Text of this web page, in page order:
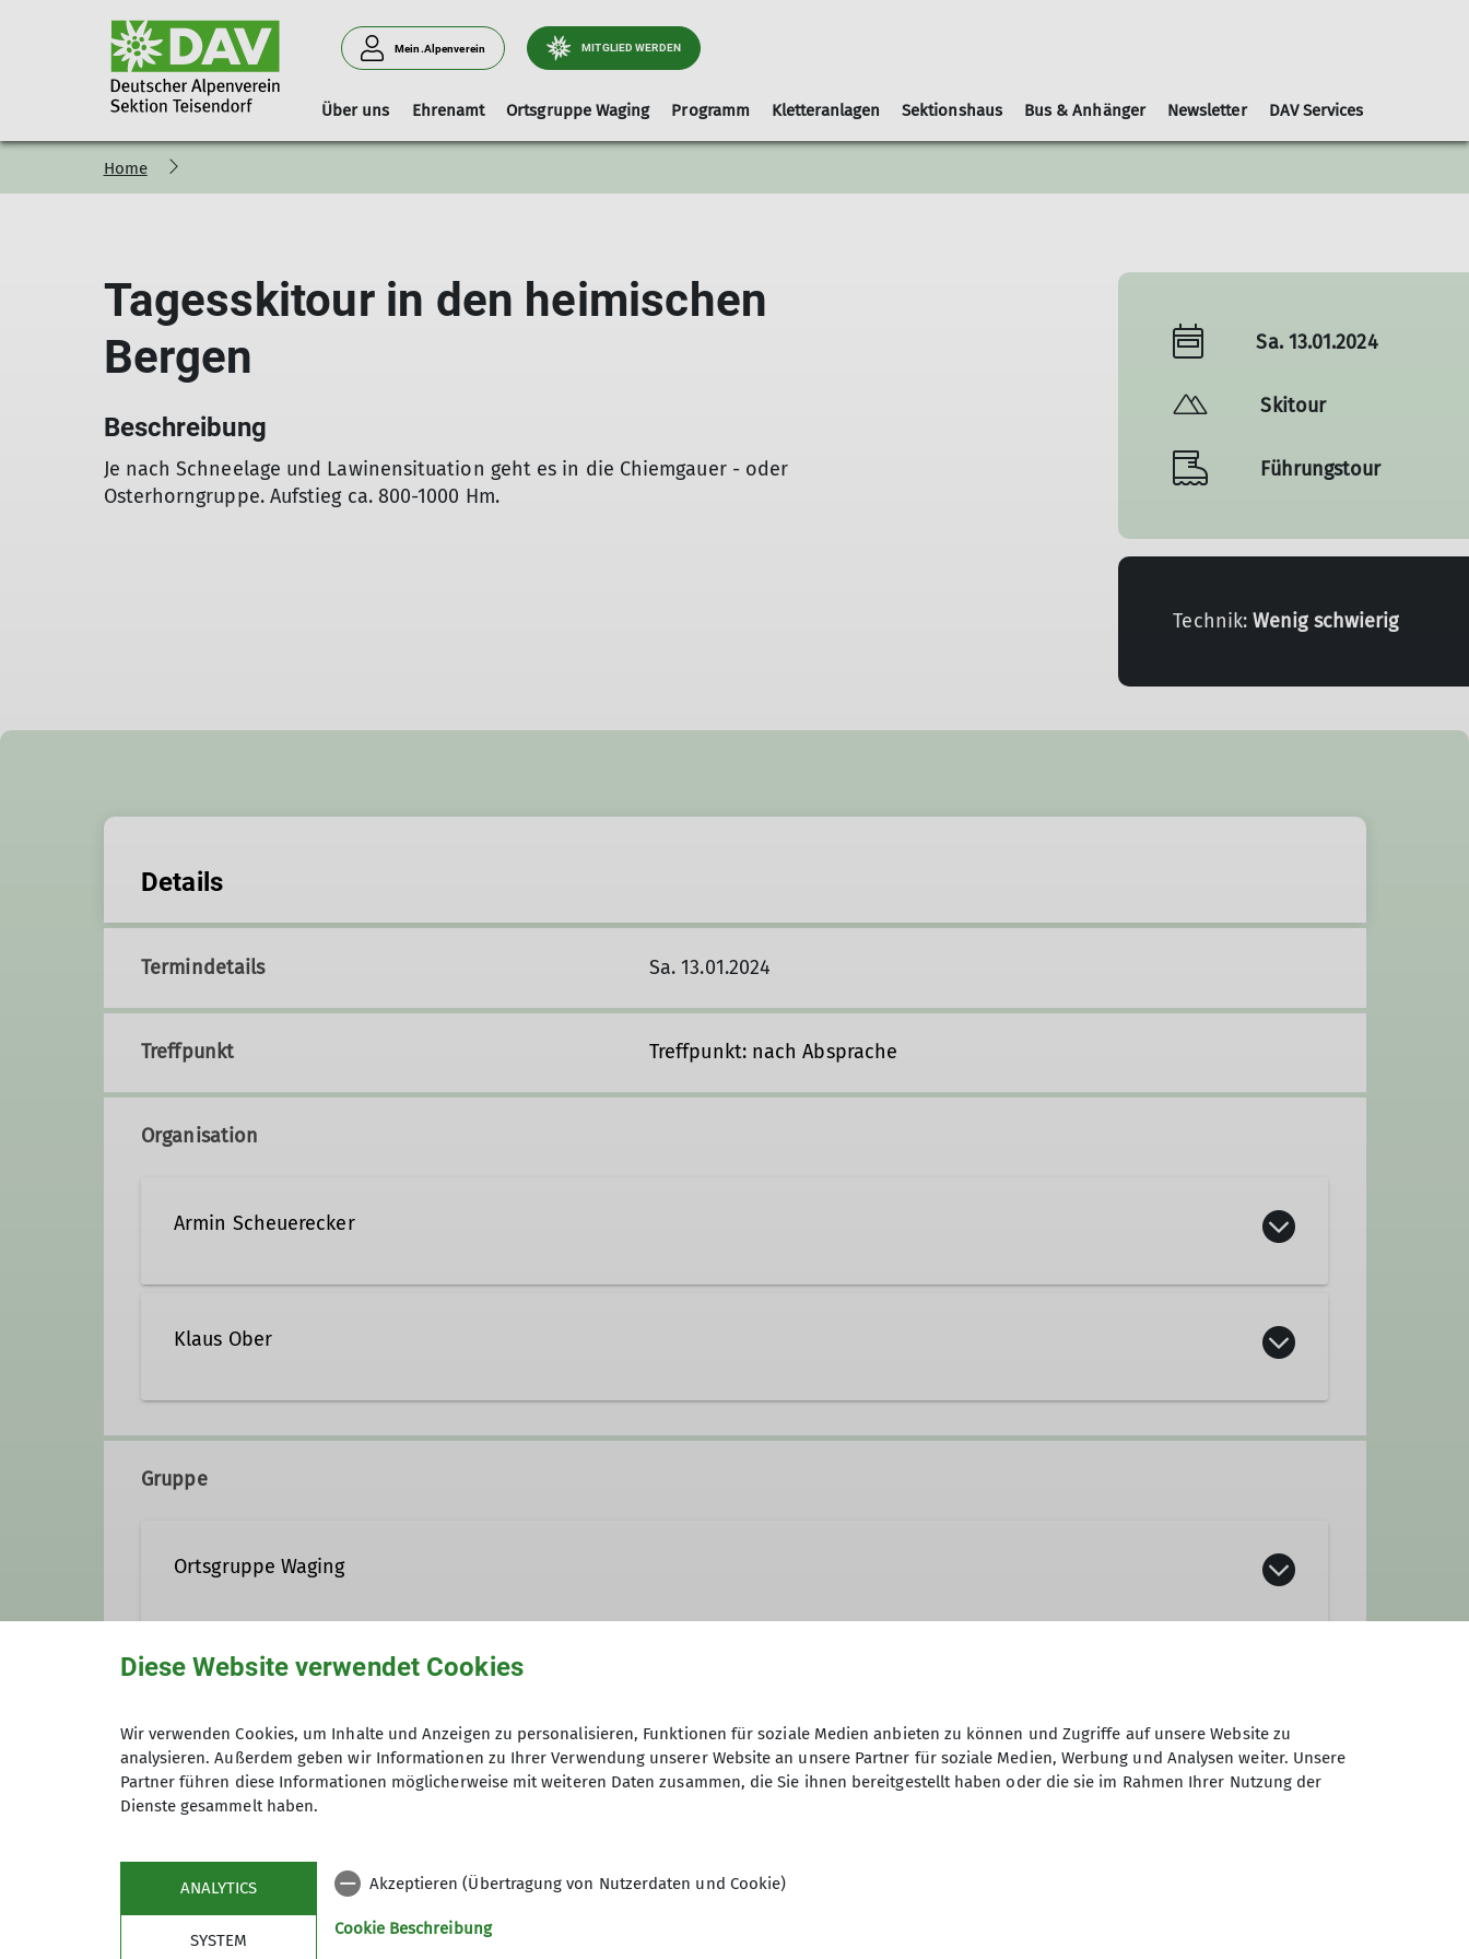
Mein.Alpenverein MITGLIED WERDEN
Über uns
Vorstand Geschäftsstelle Mitgliedschaft Arbeitsgebiet Wege Tourenleiter Artikel und Berichte Leihausrüstung Gruppen Nachrichtenblätter
Ehrenamt Ortsgruppe Waging
Vorstandschaft Leihausrüstung Geschäftsordnung
Programm
Hinweise Ausrüstungslisten Schwierigkeitsbewertungen
Kletteranlagen
Boulderhalle Teisendorf Kletterhalle-Waging
Kinderklettern
Kooperationspartner
Sektionshaus Bus & Anhänger Newsletter DAV Services
Home
Tagesskitour in den heimischen
Bergen
Beschreibung
Je nach Schneelage und Lawinensituation geht es in die Chiemgauer - oder
Osterhorngruppe. Aufstieg ca. 800-1000 Hm.
Sa. 13.01.2024
Skitour
Führungstour
Technik:Wenig schwierig
Details
Termindetails Sa. 13.01.2024
Treffpunkt Treffpunkt: nach Absprache
Organisation
Armin Scheuerecker
Qualifikationen
Klaus Ober
Trainer*in C Skibergsteigen
Gruppe
Ortsgruppe Waging
Maximale Teilnehmeranzahl 12
Diese Website verwendet Cookies
Wir verwenden Cookies, um Inhalte und Anzeigen zu personalisieren, Funktionen für soziale Medien anbieten zu können und Zugriffe auf unsere Website zu
analysieren. Außerdem geben wir Informationen zu Ihrer Verwendung unserer Website an unsere Partner für soziale Medien, Werbung und Analysen weiter. Unsere
Partner führen diese Informationen möglicherweise mit weiteren Daten zusammen, die Sie ihnen bereitgestellt haben oder die sie im Rahmen Ihrer Nutzung der
Dienste gesammelt haben.
ANALYTICS
SYSTEM
Akzeptieren (Übertragung von Nutzerdaten und Cookie)
Cookie Beschreibung